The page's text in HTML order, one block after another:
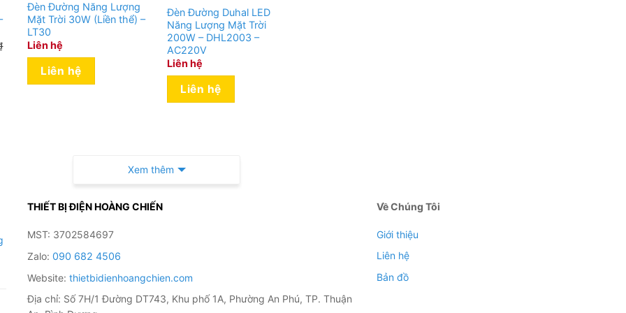
rời – Viti Smart
làm bằng kính thủy tinh là một trong các dòng sản
Đèn Đường Năng Lượng
Mặt Trời 30W (Liền thể) –
LT30
Liên hệ
Liên hệ
Đèn Đường Duhal LED
Năng Lượng Mặt Trời
200W – DHL2003 –
AC220V
Liên hệ
Liên hệ
Xem thêm
THIẾT BỊ ĐIỆN HOÀNG CHIẾN
MST: 3702584697
Zalo: 090 682 4506
Website: thietbidienhoangchien.com
Địa chỉ: Số 7H/1 Đường DT743, Khu phố 1A, Phường An Phú, TP. Thuận
Về Chúng Tôi
Giới thiệu
Liên hệ
Bản đồ